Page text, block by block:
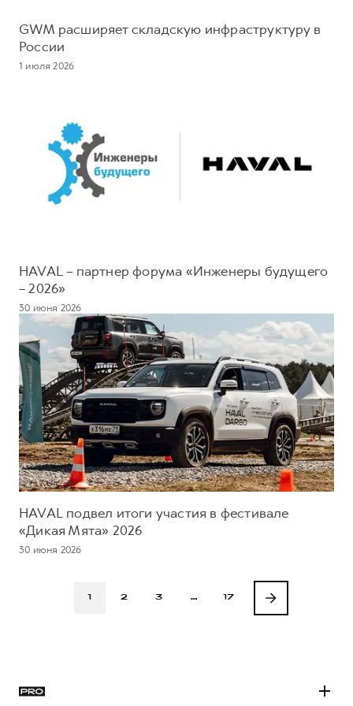
GWM расширяет складскую инфраструктуру в
России
1 июля 2026
HAVAL – партнер форума «Инженеры будущего
– 2026»
30 июня 2026
HAVAL подвел итоги участия в фестивале
«Дикая Мята» 2026
30 июня 2026
1 2 3 … 17